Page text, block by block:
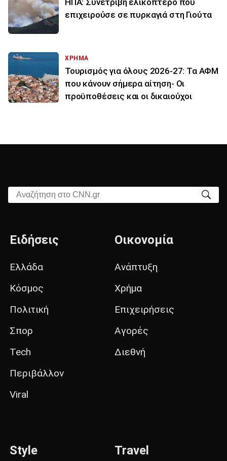
ΗΠΑ: Συνετρίβη ελικόπτερο που
επιχειρούσε σε πυρκαγιά στη Γιούτα
ΧΡΗΜΑ
Τουρισμός για όλους 2026-27: Τα ΑΦΜ
που κάνουν σήμερα αίτηση- Οι
προϋποθέσεις και οι δικαιούχοι
Αναζήτηση στο CNN.gr
Ειδήσεις
Ελλάδα
Κόσμος
Πολιτική
Σπορ
Tech
Περιβάλλον
Viral
Οικονομία
Ανάπτυξη
Χρήμα
Επιχειρήσεις
Αγορές
Διεθνή
Style Travel